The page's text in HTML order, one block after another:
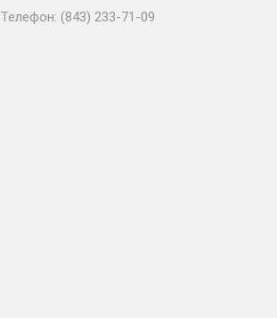
Телефон: (843) 233-71-09